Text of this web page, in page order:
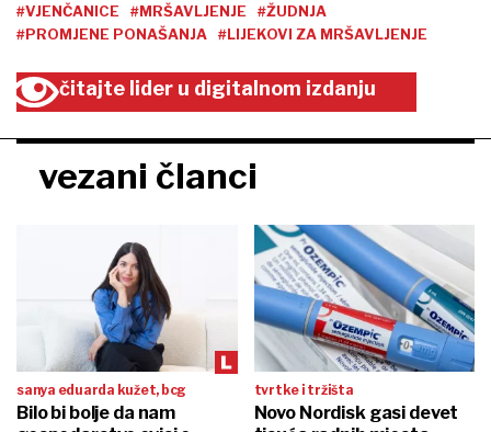
#VJENČANICE
#MRŠAVLJENJE
#ŽUDNJA
#PROMJENE PONAŠANJA
#LIJEKOVI ZA MRŠAVLJENJE
čitajte lider u digitalnom izdanju
vezani članci
sanya eduarda kužet, bcg
Bilo bi bolje da nam
tvrtke i tržišta
Novo Nordisk gasi devet